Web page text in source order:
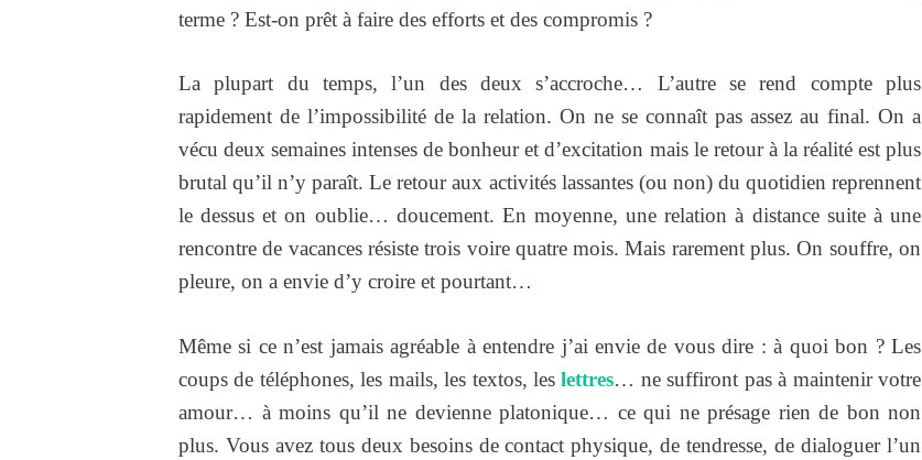
terme ? Est-on prêt à faire des efforts et des compromis ?
La plupart du temps, l’un des deux s’accroche… L’autre se rend compte plus
rapidement de l’impossibilité de la relation. On ne se connaît pas assez au final. On a
vécu deux semaines intenses de bonheur et d’excitation mais le retour à la réalité est plus
brutal qu’il n’y paraît. Le retour aux activités lassantes (ou non) du quotidien reprennent
le dessus et on oublie… doucement. En moyenne, une relation à distance suite à une
rencontre de vacances résiste trois voire quatre mois. Mais rarement plus. On souffre, on
pleure, on a envie d’y croire et pourtant…
Même si ce n’est jamais agréable à entendre j’ai envie de vous dire : à quoi bon ? Les
coups de téléphones, les mails, les textos, les lettres… ne suffiront pas à maintenir votre
amour… à moins qu’il ne devienne platonique… ce qui ne présage rien de bon non
plus. Vous avez tous deux besoins de contact physique, de tendresse, de dialoguer l’un